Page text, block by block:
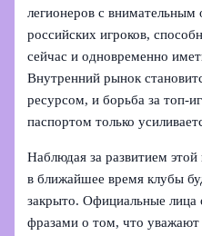
легионеров с
российских игроков,
сейчас и одновременно
Внутренний рынок
ресурсом, и борьба за топ-
паспортом только
Наблюдая за развитием
в ближайшее время клубы
закрыто. Официальные
фразами о том, что